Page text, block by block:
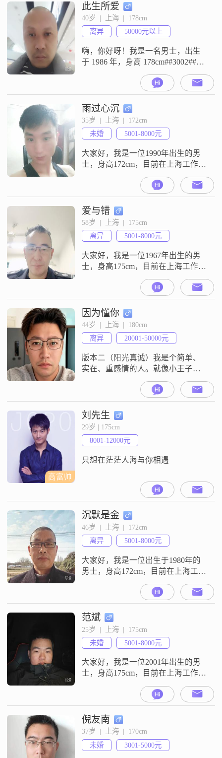
此生所爱
40岁  |  上海  |  178cm
离异
50000元以上
嗨，你好呀！我是一名男士，出生
于 1986 年，身高 178cm##3002##现
在在上海工作，收入方面呢，每个
月能在 50000 元以上##3002##我是
大学本科学历##3002##我觉得自己
最大的特点就是自信果断，在面对
生活中的各种选择和挑战时，能够
迅速做出决定，不会犹豫不决
##3002##而且我一直秉持着真诚可
雨过心沉
35岁  |  上海  |  172cm
未婚
5001-8000元
大家好，我是一位1990年出生的男
士，身高172cm，目前在上海工作，
月收入在5001到8000元之间
##3002##我的学历是中专，虽然不
是很高，但我一直在努力提升自己
##3002##我性格稳重可靠，乐观积
极，对待生活和工作都非常认真
##3002##我非常重视家庭，认为家
庭是生活中最重要的一部分
##3002##我热爱
爱与错
58岁  |  上海  |  175cm
离异
5001-8000元
大家好，我是一位1967年出生的男
士，身高175cm，目前在上海工作。
我的月收入在5001到8000元之间，
学历为高中及以下。我性格稳重可
靠，责任感强，成熟稳重，始终把
家庭放在第一位。在生活中，我注
重家庭和谐，认为家庭的幸福是最
重要的。我有较强的家庭责任感，
愿意为家人付出一切。我对待生活
认真负责，不浮躁，不急功近利，
懂
因为懂你
44岁  |  上海  |  180cm
离异
20001-50000元
版本二（阳光真诚）我是个简单、
实在、重感情的人。就像小王子守
护他的玫瑰一样，我也愿意为值得
的人花时间、用心、负责任。不玩
套路，不敷衍，只想认真遇见一个
人，从聊天开始，从陪伴做起，一
起把平凡的日子过成幸福。
高富帅
刘先生
29岁 | 175cm
8001-12000元
只想在茫茫人海与你相遇
沉默是金
46岁  |  上海  |  172cm
离异
5001-8000元
大家好，我是一位出生于1980年的
男士，身高172cm，目前在上海工
作，月收入在5001到8000元之间
##3002##我的学历是高中及以下，
但我一直保持着学习和进步的态度
##3002##我性格稳重可靠，责任感
强，始终把家庭放在第一位
##3002##我认为家庭是生活的重
心，我会尽自己最大的努力去维护
和经营家庭关系##3
范斌
25岁  |  上海  |  175cm
未婚
5001-8000元
大家好，我是一位2001年出生的男
士，身高175cm，目前在上海工作，
月收入在5001到8000元之间
##3002##我拥有大专学历，对于自
己的未来有着明确的规划##3002##
我坚信，活在当下，珍惜每一天，
才能更好地追求事业的成功
##3002##在工作中，我努力进取，
不断提升自己，希望能够实现自己
倪友南
37岁  |  上海  |  170cm
未婚
3001-5000元